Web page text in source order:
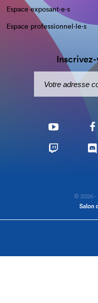
Espace exposant·e⋅s
Espace professionnel·le⋅s
© 2026 -